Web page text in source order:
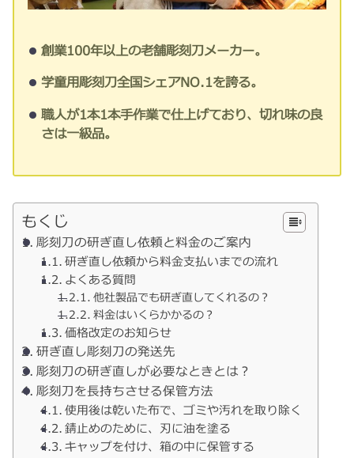
創業100年以上の老舗彫刻刀メーカー。
学童用彫刻刀全国シェアNO.1を誇る。
職人が1本1本手作業で仕上げており、切れ味の良
さは一級品。
もくじ
彫刻刀の研ぎ直し依頼と料金のご案内
研ぎ直し依頼から料金支払いまでの流れ
よくある質問
他社製品でも研ぎ直してくれるの？
料金はいくらかかるの？
価格改定のお知らせ
研ぎ直し彫刻刀の発送先
彫刻刀の研ぎ直しが必要なときとは？
彫刻刀を長持ちさせる保管方法
使用後は乾いた布で、ゴミや汚れを取り除く
錆止めのために、刃に油を塗る
キャップを付け、箱の中に保管する